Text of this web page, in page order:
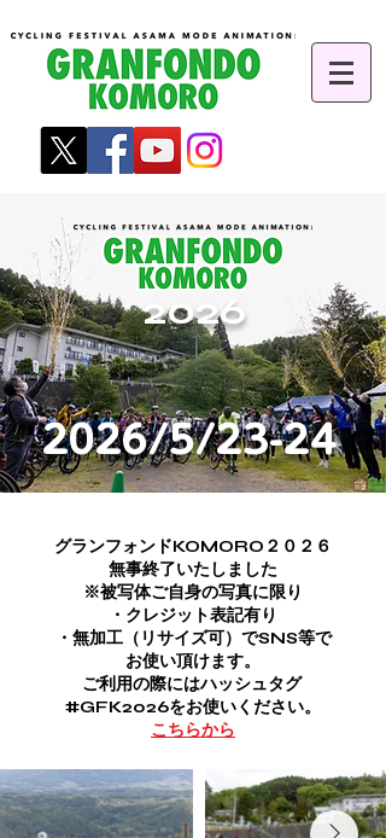
2026
2026/5/23-24
​グランフォンドKOMORO２０２６
無事終了いたしました
※被写体ご自身の写真に限り
・クレジット表記有り
・無加工（リサイズ可）でSNS等で
お使い頂けます。
ご利用の際にはハッシュタグ
#GFK2026をお使いください。
こちらから